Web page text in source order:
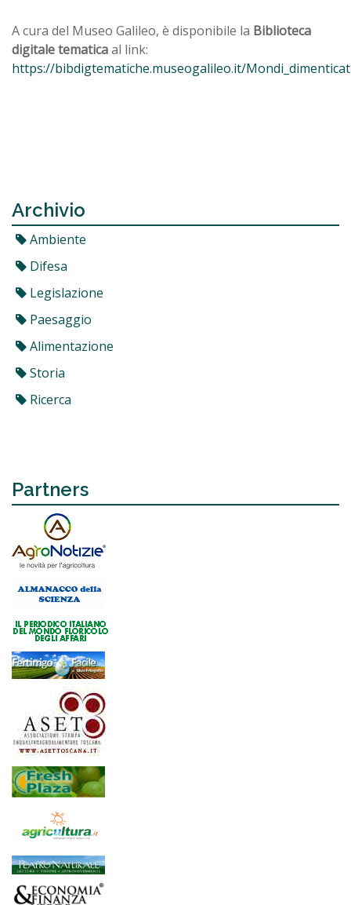
A cura del Museo Galileo, è disponibile la Biblioteca
digitale tematicaal link:
https://bibdigtematiche.museogalileo.it/
Archivio
Ambiente
Difesa
Legislazione
Paesaggio
Alimentazione
Storia
Ricerca
Partners